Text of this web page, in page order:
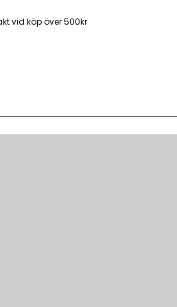
vid köp över 500kr